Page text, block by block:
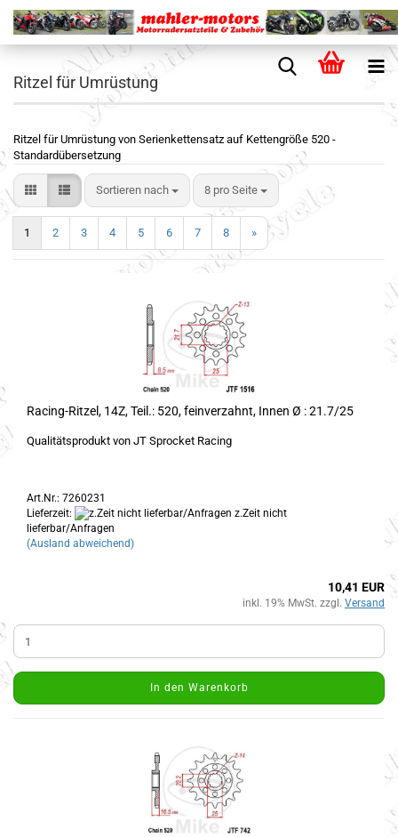
Ritzel für Umrüstung
Ritzel für Umrüstung von Serienkettensatz auf Kettengröße 520 -
Standardübersetzung
Sortieren nach 8 pro Seite
1 2 3 4 5 6 7 8 »
Racing-Ritzel, 14Z, Teil.: 520, feinverzahnt, Innen Ø : 21.7/25
Qualitätsprodukt von JT Sprocket Racing
Art.Nr.: 7260231
Lieferzeit:
z.Zeit nicht
lieferbar/Anfragen
(Ausland abweichend)
10,41 EUR
inkl. 19% MwSt. zzgl. Versand
In den Warenkorb